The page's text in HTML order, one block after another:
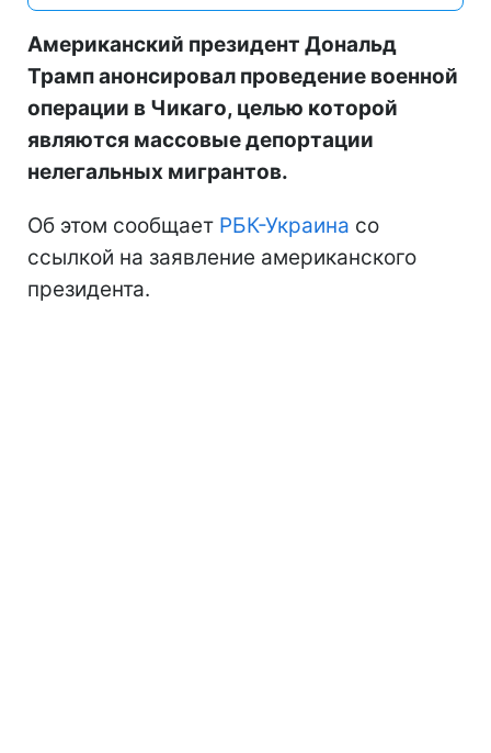
Американский президент Дональд
Трамп анонсировал проведение военной
операции в Чикаго, целью которой
являются массовые депортации
нелегальных мигрантов.
Об этом сообщает РБК-Украина со
ссылкой на заявление американского
президента.